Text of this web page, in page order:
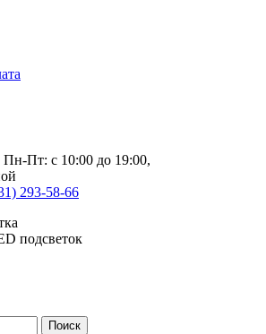
Пт: с 10:00 до 19:00,
293-58-66
подсветок
Поиск